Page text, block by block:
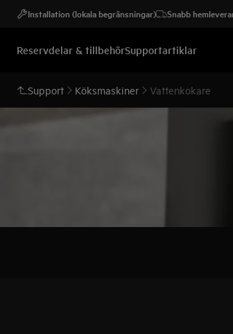
Installation (lokala begränsningar) Snabb
Reservdelar & tillbehörSupportartiklar
Support Köksmaskiner Vattenkokare